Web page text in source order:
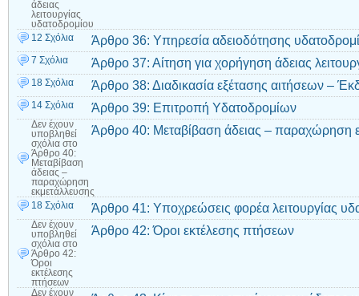
άδειας
λειτουργίας
υδατοδρομίου
12 Σχόλια
Άρθρο 36: Υπηρεσία αδειοδότησης
7 Σχόλια Άρθρο 37: Αίτηση για χορήγηση άδειας
18 Σχόλια Άρθρο 38: Διαδικασία εξέτασης αιτήσεων –
14 Σχόλια Άρθρο 39: Επιτροπή Υδατοδρομίων
Δεν έχουν
υποβληθεί
σχόλια στο
Άρθρο 40:
Μεταβίβαση
άδειας –
παραχώρηση
εκμετάλλευσης
Άρθρο 40: Μεταβίβαση άδειας – παραχώρηση
18 Σχόλια Άρθρο 41: Υποχρεώσεις φορέα λειτουργίας
Δεν έχουν
υποβληθεί
σχόλια στο
Άρθρο 42:
Όροι
εκτέλεσης
πτήσεων
Άρθρο 42: Όροι εκτέλεσης πτήσεων
Δεν έχουν